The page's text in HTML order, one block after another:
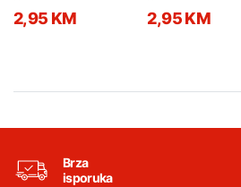
2,95 KM 2,95 KM
Brza
isporuka